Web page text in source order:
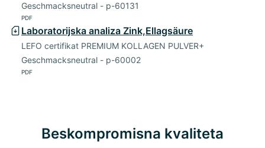
Geschmacksneutral - p-60131
PDF
Laboratorijska analiza Zink,Ellagsäure
LEFO certifikat PREMIUM KOLLAGEN PULVER+
Geschmacksneutral - p-60002
PDF
Beskompromisna kvaliteta